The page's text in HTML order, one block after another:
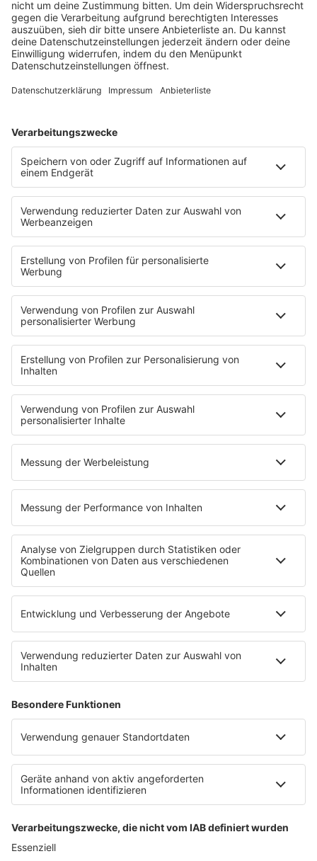
Mit seinem sechsten Studioalbum präsentiert
Sonny Fodera ein Meisterwerk aus fünf Jahren
kreativer Arbeit – ein Zeugnis dafür, dass seine
HOME
PROGRAMM
Sendeplan
DJs
Playlist
MUSIC
Streams
Album der Woche
News
Highlights
Charts
EVENTS
Kontakt
Newsletter
Empfang
sunshine live App
werben bei SUNSHINE LIVE
SERVICE
Datenschutz
Datenschutzerklärung zur sunshine live App
Impressum
Teilnahmebedingungen
SUNSHINE LIVE 24/7 ELECTRONIC